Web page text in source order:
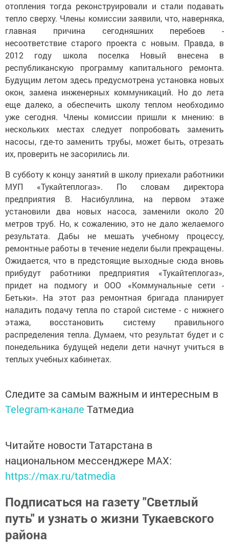
отопления тогда реконструировали и стали подавать
тепло сверху. Члены комиссии заявили, что, наверняка,
главная причина сегодняшних перебоев -
несоответствие старого проекта с новым. Правда, в
2012 году школа поселка Новый внесена в
республиканскую программу капитального ремонта.
Будущим летом здесь предусмотрена установка новых
окон, замена инженерных коммуникаций. Но до лета
еще далеко, а обеспечить школу теплом необходимо
уже сегодня. Члены комиссии пришли к мнению: в
нескольких местах следует попробовать заменить
насосы, где-то заменить трубы, может быть, отрезать
их, проверить не засорились ли.
В субботу к концу занятий в школу приехали работники
МУП «Тукайтеплогаз». По словам директора
предприятия В. Насибуллина, на первом этаже
установили два новых насоса, заменили около 20
метров труб. Но, к сожалению, это не дало желаемого
результата. Дабы не мешать учебному процессу,
ремонтные работы в течение недели были прекращены.
Ожидается, что в предстоящие выходные сюда вновь
прибудут работники предприятия «Тукайтеплогаз»,
придет на подмогу и ООО «Коммунальные сети -
Бетьки». На этот раз ремонтная бригада планирует
наладить подачу тепла по старой системе - с нижнего
этажа, восстановить систему правильного
распределения тепла. Думаем, что результат будет и с
понедельника будущей недели дети начнут учиться в
теплых учебных кабинетах.
Следите за самым важным и интересным в
Telegram-канале Татмедиа
Читайте новости Татарстана в
национальном мессенджере MАХ:
https://max.ru/tatmedia
Подписаться на газету "Светлый
путь" и узнать о жизни Тукаевского
района